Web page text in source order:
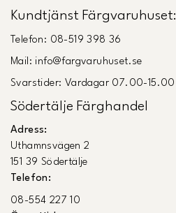
Kundtjänst Färgvaruhuset:
Telefon: 08-519 398 36
Mail: info@fargvaruhuset.se
Svarstider: Vardagar 07.00-15.00
Södertälje Färghandel
Adress:
Uthamnsvägen 2
151 39 Södertälje
Telefon:
08-554 227 10